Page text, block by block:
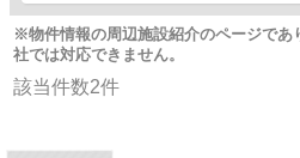
※物件情報の周辺施設紹介のページであ
社では対応できません。
該当件数2件